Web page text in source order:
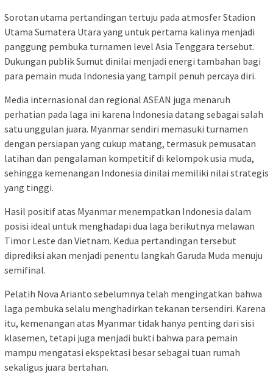
Sorotan utama pertandingan tertuju pada atmosfer Stadion
Utama Sumatera Utara yang untuk pertama kalinya menjadi
panggung pembuka turnamen level Asia Tenggara tersebut.
Dukungan publik Sumut dinilai menjadi energi tambahan bagi
para pemain muda Indonesia yang tampil penuh percaya diri.
Media internasional dan regional ASEAN juga menaruh
perhatian pada laga ini karena Indonesia datang sebagai salah
satu unggulan juara. Myanmar sendiri memasuki turnamen
dengan persiapan yang cukup matang, termasuk pemusatan
latihan dan pengalaman kompetitif di kelompok usia muda,
sehingga kemenangan Indonesia dinilai memiliki nilai strategis
yang tinggi.
Hasil positif atas Myanmar menempatkan Indonesia dalam
posisi ideal untuk menghadapi dua laga berikutnya melawan
Timor Leste dan Vietnam. Kedua pertandingan tersebut
diprediksi akan menjadi penentu langkah Garuda Muda menuju
semifinal.
Pelatih Nova Arianto sebelumnya telah mengingatkan bahwa
laga pembuka selalu menghadirkan tekanan tersendiri. Karena
itu, kemenangan atas Myanmar tidak hanya penting dari sisi
klasemen, tetapi juga menjadi bukti bahwa para pemain
mampu mengatasi ekspektasi besar sebagai tuan rumah
sekaligus juara bertahan.